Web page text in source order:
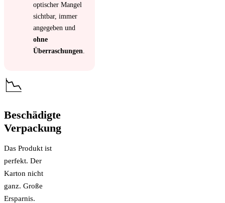
optischer Mangel
sichtbar, immer
angegeben und
ohne
Überraschungen
📉
Beschädigte
Verpackung
Das Produkt ist
perfekt. Der
Karton nicht
ganz. Große
Ersparnis.